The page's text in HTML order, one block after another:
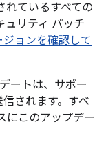
れているすべての
ュリティ パッチ
ョンを確認して
ートは、サポー
されます。すべ
にこのアップデー